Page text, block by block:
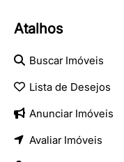
Atalhos
Buscar Imóveis
Lista de Desejos
Anunciar Imóveis
Avaliar Imóveis